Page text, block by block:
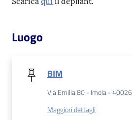
Luogo
BIM
Via Emilia 80 - Imola - 40026
Maggiori dettagli